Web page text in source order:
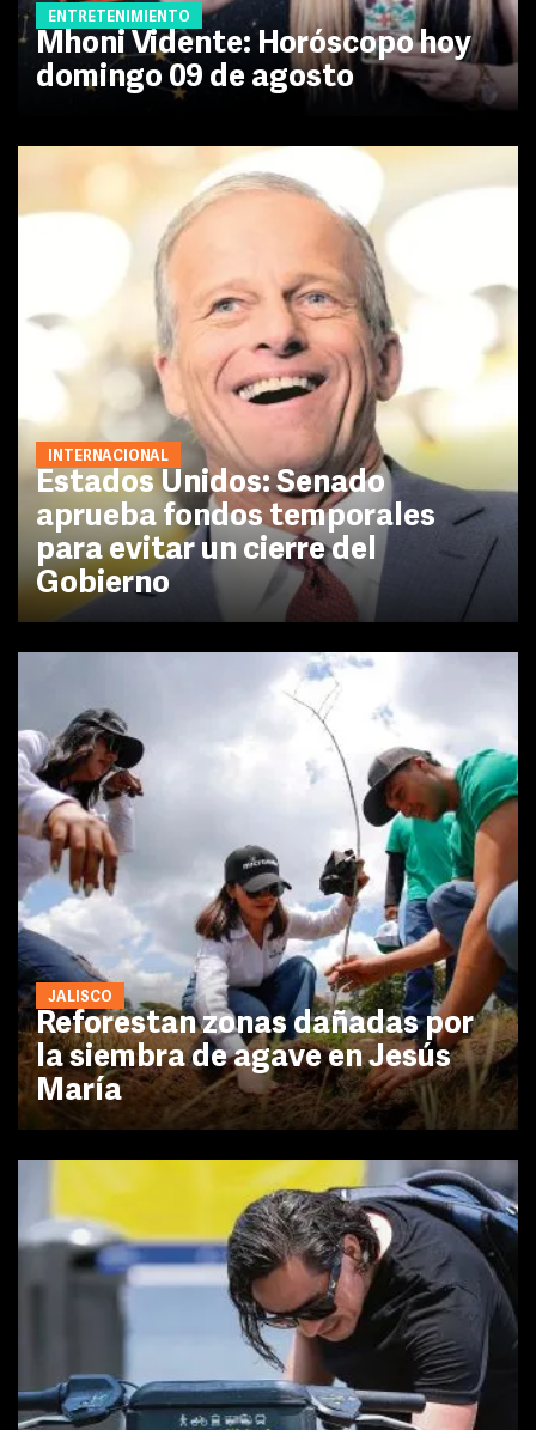
ENTRETENIMIENTO
Mhoni Vidente: Horóscopo hoy
domingo 09 de agosto
INTERNACIONAL
Estados Unidos: Senado
aprueba fondos temporales
para evitar un cierre del
Gobierno
JALISCO
Reforestan zonas dañadas por
la siembra de agave en Jesús
María